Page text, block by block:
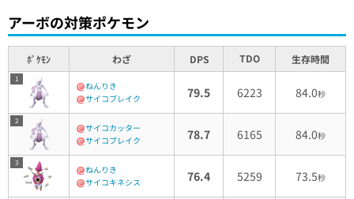
アーボの対策ポケモン
ﾎﾟｹﾓﾝ わざ DPS TDO 生存時間
1
ねんりき
サイコブレイク
79.5 6223 84.0秒
2
サイコカッター
サイコブレイク
78.7 6165 84.0秒
3
ねんりき
サイコキネシス
76.4 5259 73.5秒